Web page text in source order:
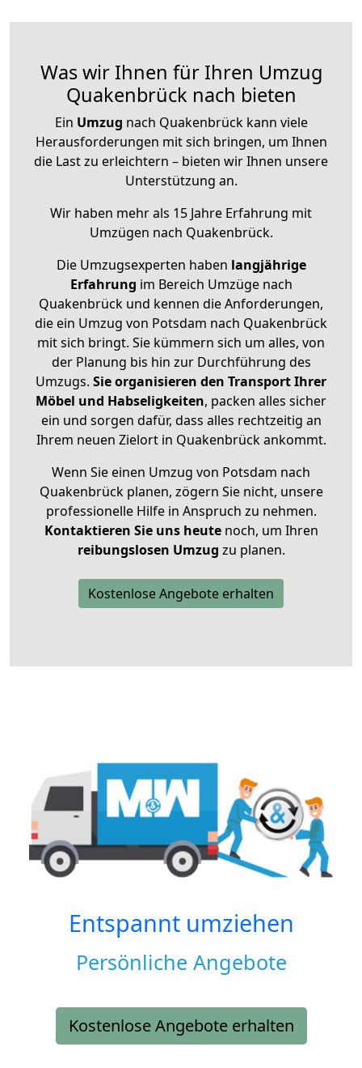
Was wir Ihnen für Ihren Umzug
Quakenbrück nach bieten
Ein Umzug nach Quakenbrück kann viele
Herausforderungen mit sich bringen, um Ihnen
die Last zu erleichtern – bieten wir Ihnen unsere
Unterstützung an.
Wir haben mehr als 15 Jahre Erfahrung mit
Umzügen nach Quakenbrück.
Die Umzugsexperten haben langjährige
Erfahrung im Bereich Umzüge nach
Quakenbrück und kennen die Anforderungen,
die ein Umzug von Potsdam nach Quakenbrück
mit sich bringt. Sie kümmern sich um alles, von
der Planung bis hin zur Durchführung des
Umzugs. Sie organisieren den Transport Ihrer
Möbel und Habseligkeiten, packen alles sicher
ein und sorgen dafür, dass alles rechtzeitig an
Ihrem neuen Zielort in Quakenbrück ankommt.
Wenn Sie einen Umzug von Potsdam nach
Quakenbrück planen, zögern Sie nicht, unsere
professionelle Hilfe in Anspruch zu nehmen.
Kontaktieren Sie uns heutenoch, um Ihren
reibungslosen Umzug zu planen.
Kostenlose Angebote erhalten
Entspannt umziehen
Persönliche Angebote
Kostenlose Angebote erhalten